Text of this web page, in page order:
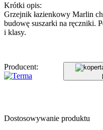
Krótki opis:
Grzejnik łazienkowy Marlin
budowę suszarki na ręczniki.
i klasy.
Producent:
Dostosowywanie produktu